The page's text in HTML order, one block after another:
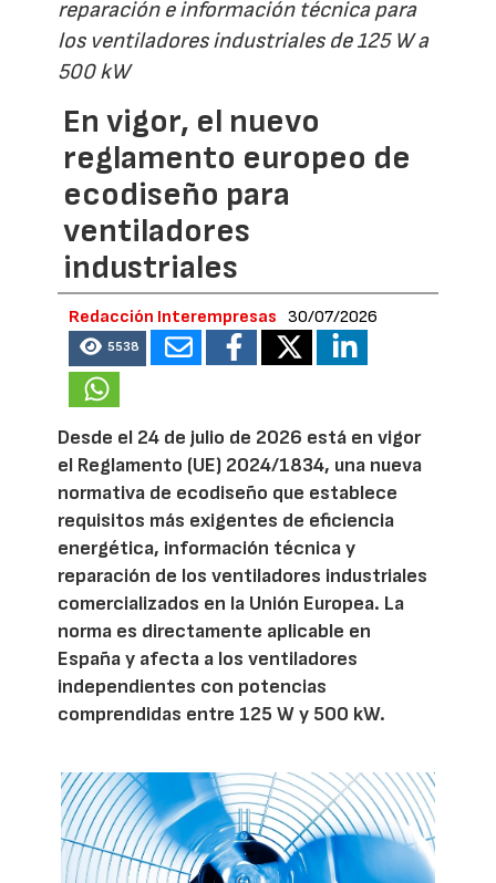
reparación e información técnica para
los ventiladores industriales de 125 W a
500 kW
En vigor, el nuevo
reglamento europeo de
ecodiseño para
ventiladores
industriales
Redacción Interempresas 30/07/2026
5538
Desde el 24 de julio de 2026 está en vigor
el Reglamento (UE) 2024/1834, una nueva
normativa de ecodiseño que establece
requisitos más exigentes de eficiencia
energética, información técnica y
reparación de los ventiladores industriales
comercializados en la Unión Europea. La
norma es directamente aplicable en
España y afecta a los ventiladores
independientes con potencias
comprendidas entre 125 W y 500 kW.